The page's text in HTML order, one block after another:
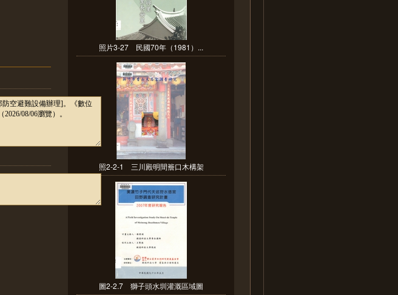
照片3-27 民國70年（1981）...
照2-2-1 三川殿明間簷口木構架
圖2-2.7 獅子頭水圳灌溉區域圖